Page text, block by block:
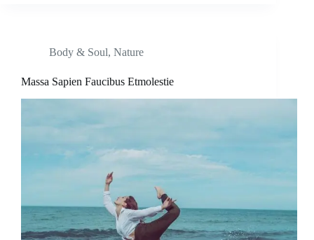
Body & Soul, Nature
Massa Sapien Faucibus Etmolestie